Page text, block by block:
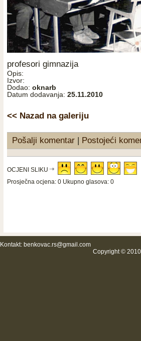
profesori gimnazija
Opis:
Izvor:
Dodao: oknarb
Datum dodavanja: 25.11.2010
<< Nazad na galeriju
Pošalji komentar | Postojeći
OCJENI SLIKU
Prosječna ocjena: 0 Ukupno glasova: 0
Kontakt: benkovac.rs@gmail.com
Copyright ©